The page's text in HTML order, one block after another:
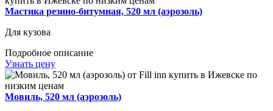
Мастика резино-битумная, 520 мл (аэрозоль)
Для кузова
Подробное описание
Узнать цену
Мовиль, 520 мл (аэрозоль)